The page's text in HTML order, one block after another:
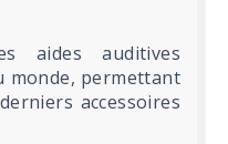
aides auditives
monde, permettant
accessoires